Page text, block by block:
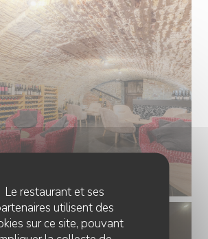
Le restaurant et ses
utilisent des
sur ce site, pouvant